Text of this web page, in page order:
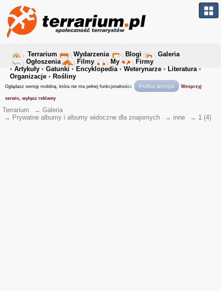
Terrarium Wydarzenia Blogi
Galeria
Ogłoszenia
Filmy My
Firmy
• Artykuły • Gatunki • Encyklopedia• Weterynarze • Literatura•
Organizacje • Rośliny
Oglądasz wersję mobilną, która nie ma pełnej funkcjonalności. Pełna wersja Wesprzyj
serwis, wyłącz reklamy
Terrarium → Galeria
→ Prywatne albumy i albumy widoczne dla znajomych → inne → 1 (4)